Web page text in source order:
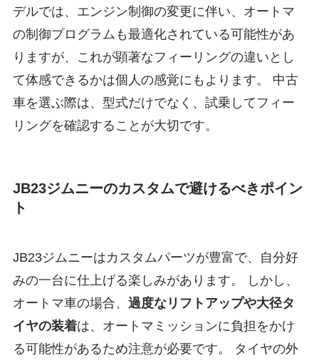
デルでは、エンジン制御の変更に伴い、オートマ
の制御プログラムも最適化されている可能性があ
りますが、これが顕著なフィーリングの違いとし
て体感できるかは個人の感覚にもよります。 中古
車を選ぶ際は、型式だけでなく、試乗してフィー
リングを確認することが大切です。
JB23ジムニーのカスタムで避けるべきポイン
ト
JB23ジムニーはカスタムパーツが豊富で、自分好
みの一台に仕上げる楽しみがあります。 しかし、
オートマ車の場合、 過度なリフトアップや大径タ
イヤの装着は、オートマミッションに負担をかけ
る可能性があるため注意が必要です。 タイヤの外